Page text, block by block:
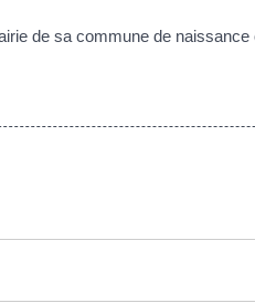
de sa commune de naissance